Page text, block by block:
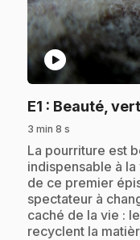
play_circle
E1 : Beauté,
3 min 8 s
.La pourriture est
indispensable à
de ce premier
spectateur à
caché de la vie :
recyclent la